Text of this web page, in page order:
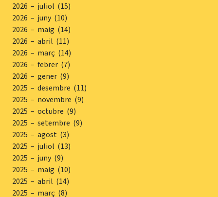
2026 – juliol (15)
2026 – juny (10)
2026 – maig (14)
2026 – abril (11)
2026 – març (14)
2026 – febrer (7)
2026 – gener (9)
2025 – desembre (11)
2025 – novembre (9)
2025 – octubre (9)
2025 – setembre (9)
2025 – agost (3)
2025 – juliol (13)
2025 – juny (9)
2025 – maig (10)
2025 – abril (14)
2025 – març (8)